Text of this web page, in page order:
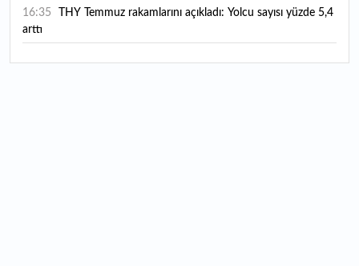
16:35
arttı
16:27 Piyasaların beklediği veri geldi: ABD tarım dışı istihdam